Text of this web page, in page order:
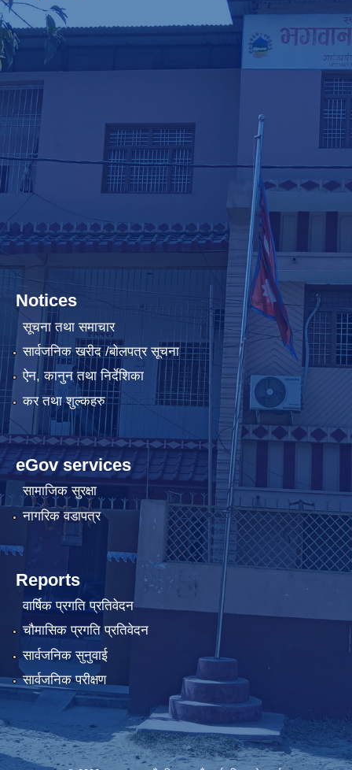
Notices
सूचना तथा समाचार
सार्वजनिक खरीद /बोलपत्र सूचना
ऐन, कानुन तथा निर्देशिका
कर तथा शुल्कहरु
eGov services
सामाजिक सुरक्षा
नागरिक वडापत्र
Reports
वार्षिक प्रगति प्रतिवेदन
चौमासिक प्रगति प्रतिवेदन
सार्वजनिक सुनुवाई
सार्वजनिक परीक्षण